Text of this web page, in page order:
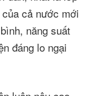
cả nước mới
năng suất
đáng lo ngại